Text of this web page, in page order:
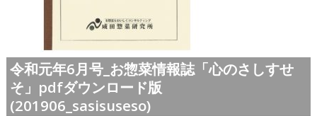
令和元年6月号_お惣菜情報誌「心のさしすせ
そ」pdfダウンロード版
(201906_sasisuseso)